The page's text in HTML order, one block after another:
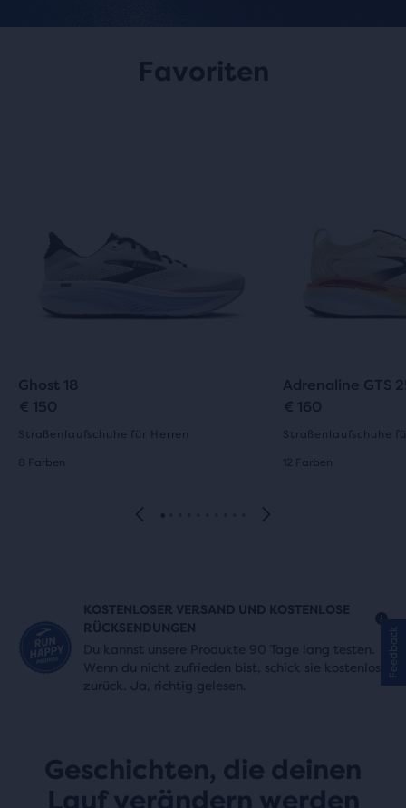
Favoriten
Ghost 18
€ 150
Straßenlaufschuhe für Herren
8 Farben
Adrenaline GTS
€ 160
Straßenlaufschuhe
12 Farben
KOSTENLOSER VERSAND UND KOSTENLOSE
RÜCKSENDUNGEN
Du kannst unsere Produkte 90 Tage lang testen.
Wenn du nicht zufrieden bist, schick sie kostenlos
zurück. Ja, richtig gelesen.
Geschichten, die deinen
Lauf verändern werden
Feedback